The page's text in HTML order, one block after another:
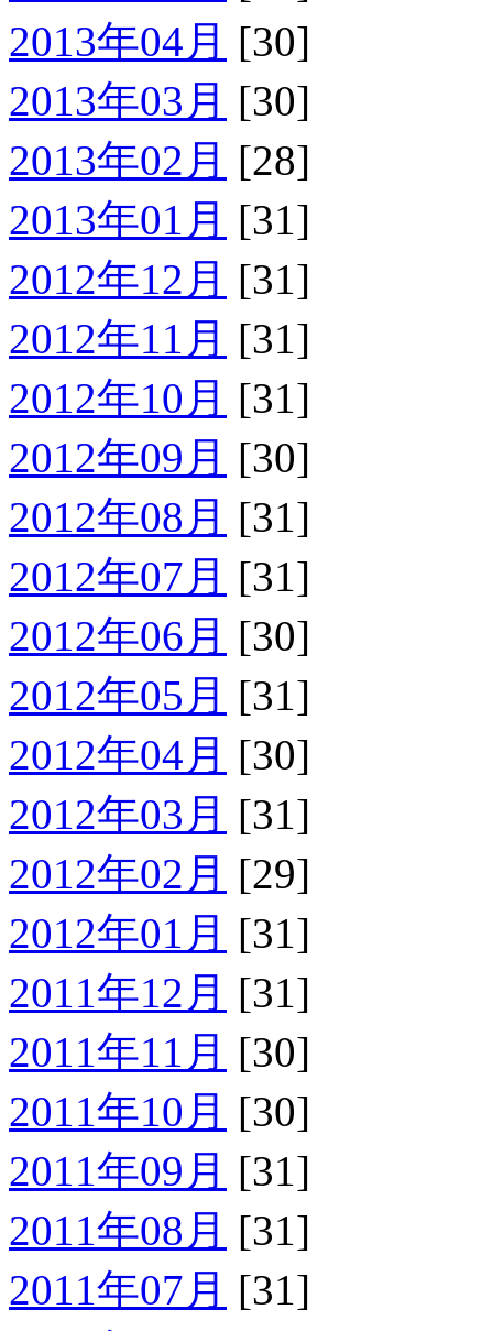
2013年04月 [30]
2013年03月 [30]
2013年02月 [28]
2013年01月 [31]
2012年12月 [31]
2012年11月 [31]
2012年10月 [31]
2012年09月 [30]
2012年08月 [31]
2012年07月 [31]
2012年06月 [30]
2012年05月 [31]
2012年04月 [30]
2012年03月 [31]
2012年02月 [29]
2012年01月 [31]
2011年12月 [31]
2011年11月 [30]
2011年10月 [30]
2011年09月 [31]
2011年08月 [31]
2011年07月 [31]